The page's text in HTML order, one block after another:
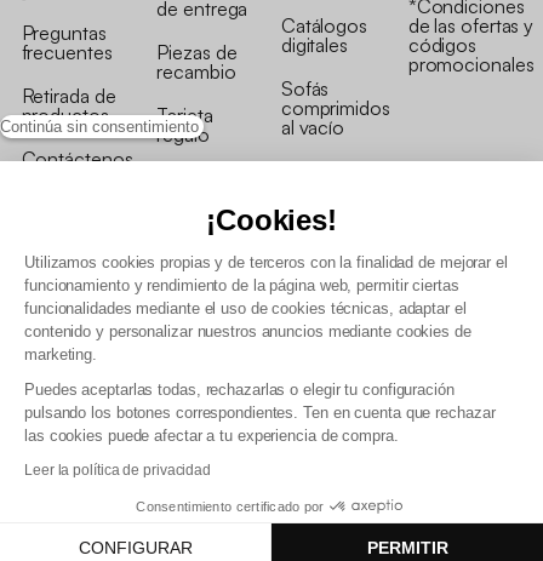
Continúa sin consentimiento
¡Cookies!
Utilizamos cookies propias y de terceros con la finalidad de mejorar el
funcionamiento y rendimiento de la página web, permitir ciertas
funcionalidades mediante el uso de cookies técnicas, adaptar el
contenido y personalizar nuestros anuncios mediante cookies de
marketing.
Puedes aceptarlas todas, rechazarlas o elegir tu configuración
pulsando los botones correspondientes. Ten en cuenta que rechazar
las cookies puede afectar a tu experiencia de compra.
Leer la política de privacidad
Consentimiento certificado por
CONFIGURAR PERMITIR
Preguntas
frecuentes
Retirada de
productos
Contáctenos
de entrega
Piezas de
recambio
Tarjeta
regalo
Catálogos
digitales
Sofás
comprimidos
al vacío
*Condiciones
de las ofertas y
códigos
promocionales
Política de gestión de datos personales y cookies
Condiciones generales de Venta Profesional
Declaración de accesibilidad